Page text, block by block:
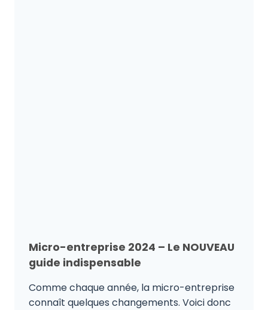
Micro-entreprise 2024 – Le NOUVEAU
guide indispensable
Comme chaque année, la micro-entreprise
connaît quelques changements. Voici donc